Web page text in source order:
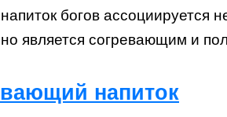
напиток богов ассоциируется
но является согревающим и
напиток